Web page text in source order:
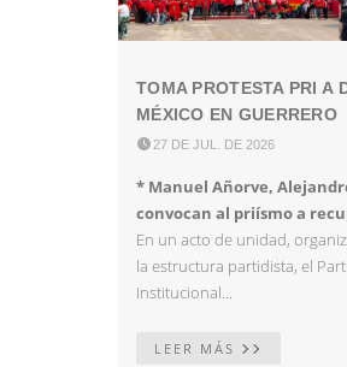
TOMA PROTESTA PRI A
MÉXICO EN GUERRERO
 27 DE JUL. DE 2026
* Manuel Añorve,
convocan al priísmo a
En un acto de unidad,
la estructura partidista, el
Institucional...
LEER MÁS